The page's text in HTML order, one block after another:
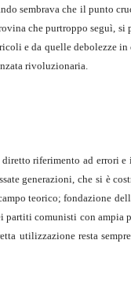
sembrava che il punto
che purtroppo seguì, si
e da quelle debolezze
rivoluzionaria.
riferimento ad errori e
generazioni, che si è
teorico; fondazione
comunisti con ampia
utilizzazione resta